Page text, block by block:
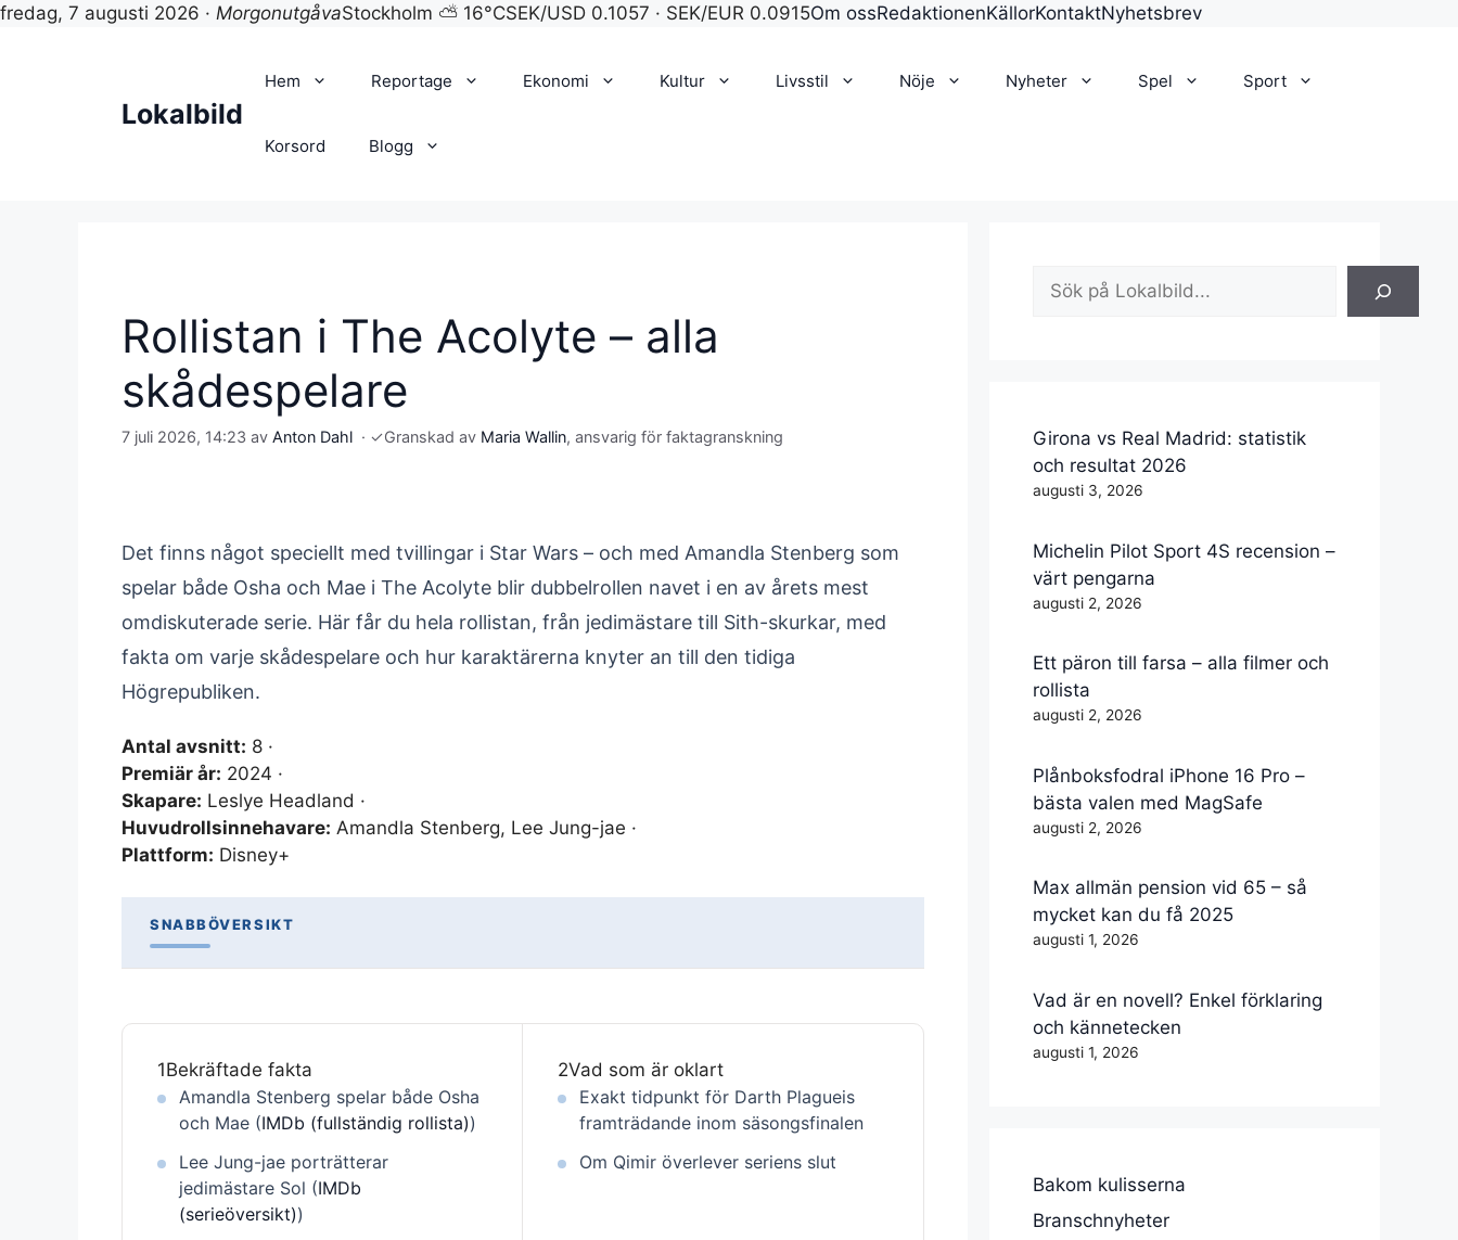
fredag, 7 augusti 2026 · MorgonutgåvaStockholm ⛅ 16°CSEK/USD 0.1057 · SEK/EUR 0.0915Om ossRedaktionenKällorKontaktNyhetsbrev
Lokalbild
Hem Reportage Ekonomi Kultur Livsstil Nöje Nyheter Spel Sport
Korsord Blogg
Rollistan i The Acolyte – alla
skådespelare
7 juli 2026, 14:23 av Anton Dahl · ✓Granskad av Maria Wallin, ansvarig för faktagranskning
Det finns något speciellt med tvillingar i Star Wars – och med Amandla Stenberg som
spelar både Osha och Mae i The Acolyte blir dubbelrollen navet i en av årets mest
omdiskuterade serie. Här får du hela rollistan, från jedimästare till Sith-skurkar, med
fakta om varje skådespelare och hur karaktärerna knyter an till den tidiga
Högrepubliken.
Antal avsnitt: 8 ·
Premiär år: 2024 ·
Skapare: Leslye Headland ·
Huvudrollsinnehavare: Amandla Stenberg, Lee Jung-jae ·
Plattform: Disney+
SNABBÖVERSIKT
1Bekräftade fakta
Amandla Stenberg spelar både Osha
och Mae (IMDb (fullständig rollista))
Lee Jung-jae porträtterar
jedimästare Sol (IMDb
(serieöversikt))
2Vad som är oklart
Exakt tidpunkt för Darth Plagueis
framträdande inom säsongsfinalen
Om Qimir överlever seriens slut
Sök
Girona vs Real Madrid: statistik
och resultat 2026
augusti 3, 2026
Michelin Pilot Sport 4S recension –
värt pengarna
augusti 2, 2026
Ett päron till farsa – alla filmer och
rollista
augusti 2, 2026
Plånboksfodral iPhone 16 Pro –
bästa valen med MagSafe
augusti 2, 2026
Max allmän pension vid 65 – så
mycket kan du få 2025
augusti 1, 2026
Vad är en novell? Enkel förklaring
och kännetecken
augusti 1, 2026
Bakom kulisserna
Branschnyheter